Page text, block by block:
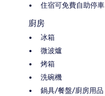
住宿可免費自助停車
廚房
冰箱
微波爐
烤箱
洗碗機
鍋具/餐盤/廚房用品